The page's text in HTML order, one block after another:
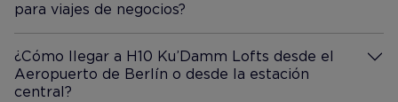
para viajes de negocios?
Más información
¿Cómo llegar a H10 Ku’Damm Lofts desde el
Aeropuerto de Berlín o desde la estación
central?
Más información